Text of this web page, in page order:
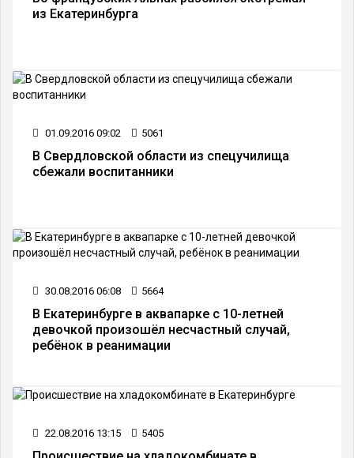
из Екатеринбурга
01.09.2016 09:02 5061
В Свердловской области из спецучилища
сбежали воспитанники
30.08.2016 06:08 5664
В Екатеринбурге в аквапарке с 10-летней
девочкой произошёл несчастный случай,
ребёнок в реанимации
22.08.2016 13:15 5405